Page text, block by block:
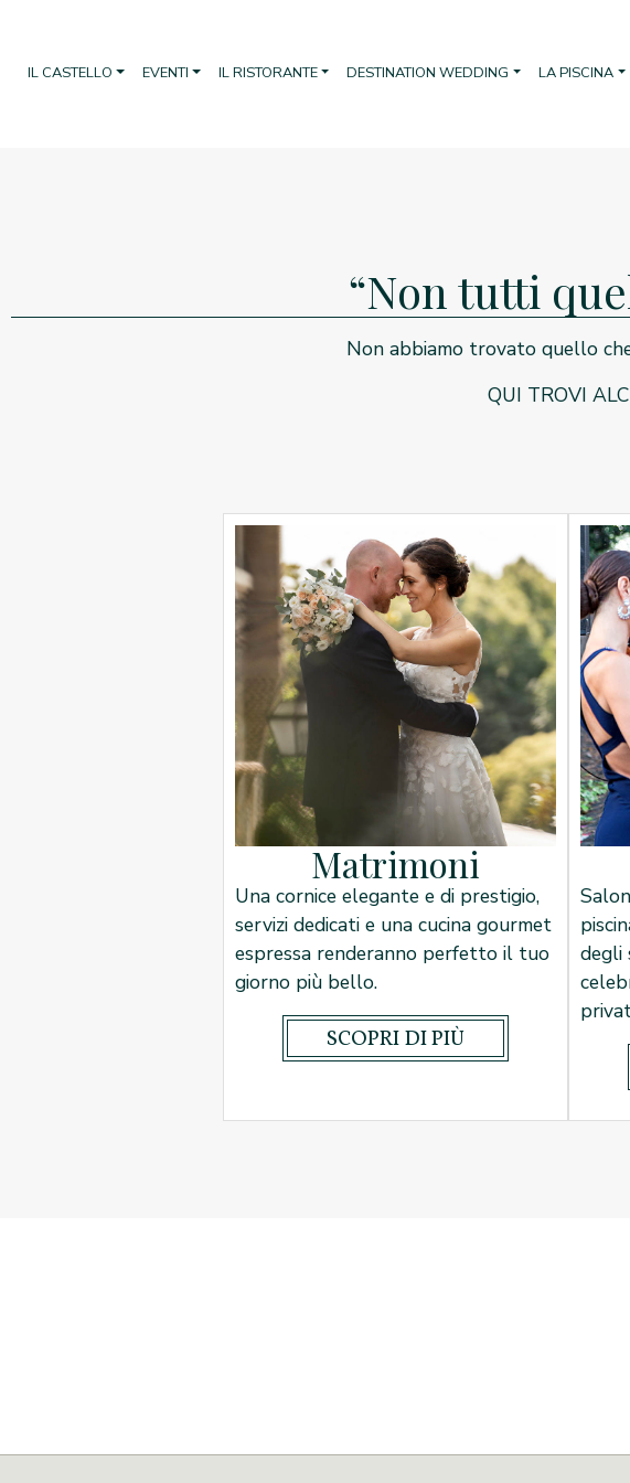
IL CASTELLO EVENTI IL RISTORANTE DESTINATION WEDDING LA PISCINA
“Non tutti
Non abbiamo trovato quello
QUI TROVI
Matrimoni
Una cornice elegante e di prestigio,
servizi dedicati e una cucina gourmet
espressa renderanno perfetto il tuo
giorno più bello.
SCOPRI DI PIÙ
degli